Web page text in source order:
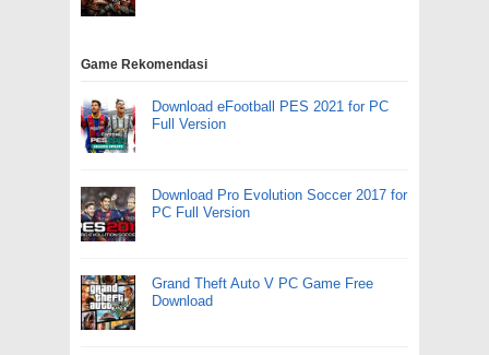
Game Rekomendasi
Download eFootball PES 2021 for PC
Full Version
Download Pro Evolution Soccer 2017 for
PC Full Version
Grand Theft Auto V PC Game Free
Download